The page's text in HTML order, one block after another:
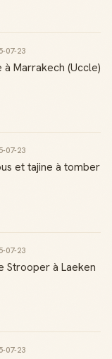
07-23
à Marrakech (Uccle)
07-23
et tajine à tomber
07-23
Strooper à Laeken
07-23